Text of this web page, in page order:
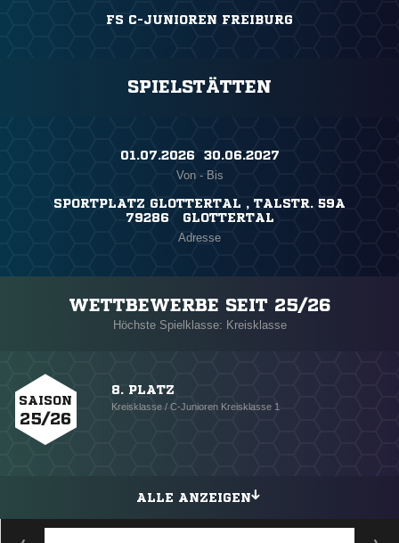
FS C-JUNIOREN FREIBURG
SPIELSTÄTTEN
01.07.2026 ​ 30.06.2027
Von - Bis
SPORTPLATZ GLOTTERTAL , TALSTR. 59A
79286 GLOTTERTAL
Adresse
WETTBEWERBE SEIT 25/26
Höchste Spielklasse: Kreisklasse
SAISON
25/26
8. PLATZ
Kreisklasse / C-Junioren Kreisklasse 1
ALLE ANZEIGEN